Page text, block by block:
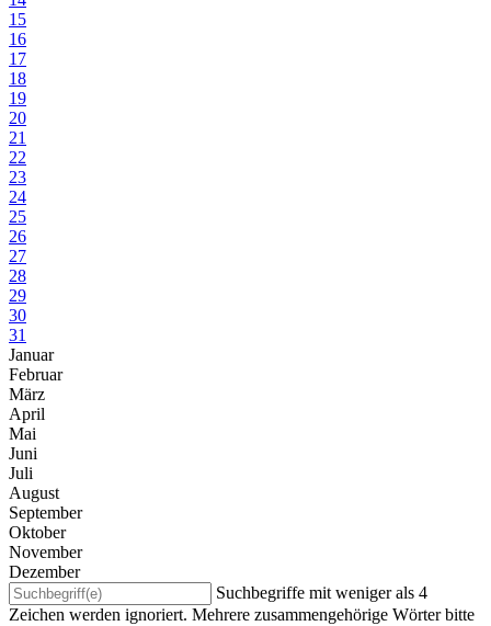
15
16
17
18
19
20
21
22
23
24
25
26
27
28
29
30
31
Januar
Februar
März
April
Mai
Juni
Juli
August
September
Oktober
November
Dezember
Suchbegriffe mit weniger als 4
Zeichen werden ignoriert. Mehrere zusammengehörige Wörter bitte